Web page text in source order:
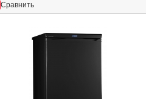
Сравнить